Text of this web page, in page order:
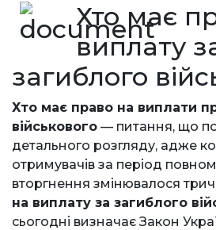
Хто має
виплату
загиблого
Хто має право на виплати
військового — питання, що
детального розгляду, адже
отримувачів за період
вторгнення змінювалося
на виплату за загиблого
сьогодні визначає Закон